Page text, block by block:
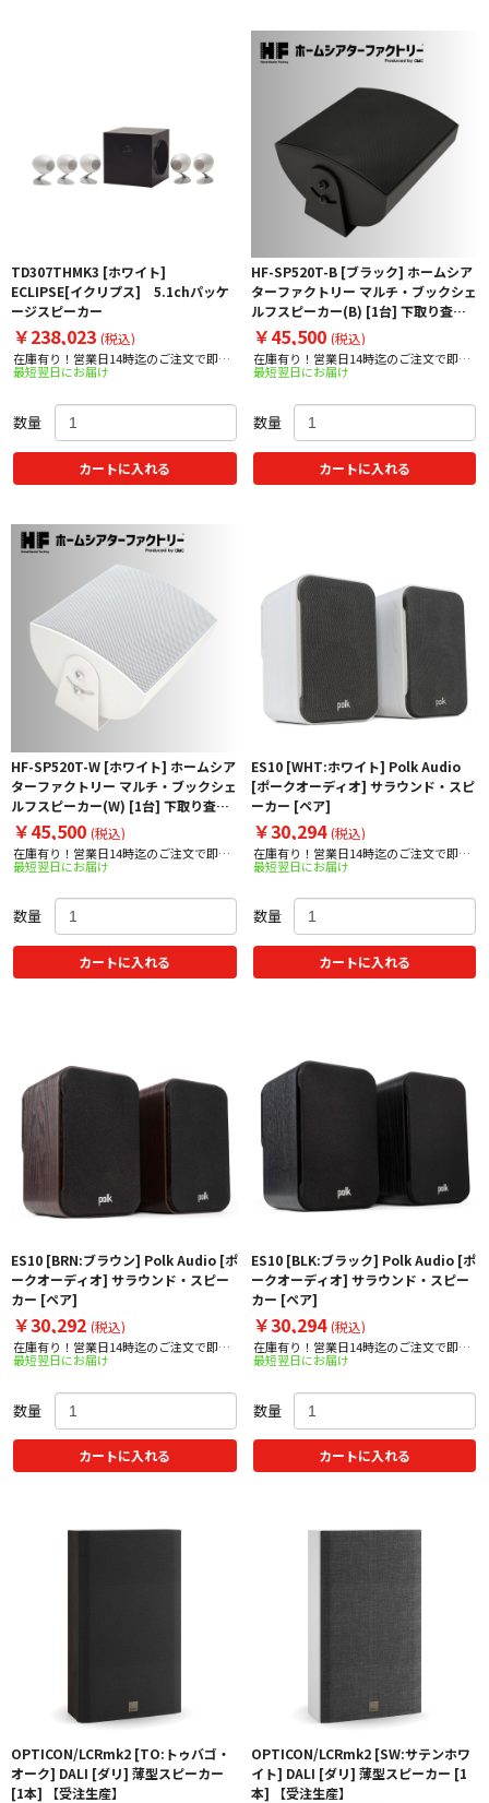
TD307THMK3 [ホワイト]
ECLIPSE[イクリプス] 5.1chパッケ
ージスピーカー
￥238,023 (税込)
在庫有り！営業日14時迄のご注文で即日
出荷！
最短翌日にお届け
数量
カートに入れる
HF-SP520T-B [ブラック] ホームシア
ターファクトリー マルチ・ブックシェ
ルフスピーカー(B) [1台] 下取り査定
額20%アップ実施中！
￥45,500 (税込)
在庫有り！営業日14時迄のご注文で即日
出荷！
最短翌日にお届け
数量
カートに入れる
HF-SP520T-W [ホワイト] ホームシア
ターファクトリー マルチ・ブックシェ
ルフスピーカー(W) [1台] 下取り査定
額20%アップ実施中！
￥45,500 (税込)
在庫有り！営業日14時迄のご注文で即日
出荷！
最短翌日にお届け
数量
カートに入れる
ES10 [WHT:ホワイト] Polk Audio
[ポークオーディオ] サラウンド・スピ
ーカー [ペア]
￥30,294(税込)
在庫有り！営業日14時迄のご注文で即日
出荷！
最短翌日にお届け
数量
カートに入れる
ES10 [BRN:ブラウン] Polk Audio [ポ
ークオーディオ] サラウンド・スピー
カー [ペア]
￥30,292 (税込)
在庫有り！営業日14時迄のご注文で即日
出荷！
最短翌日にお届け
数量
カートに入れる
ES10 [BLK:ブラック] Polk Audio [ポ
ークオーディオ] サラウンド・スピー
カー [ペア]
￥30,294(税込)
在庫有り！営業日14時迄のご注文で即日
出荷！
最短翌日にお届け
数量
カートに入れる
OPTICON/LCRmk2 [TO:トゥバゴ・
オーク] DALI [ダリ] 薄型スピーカー
[1本] 【受注生産】
OPTICON/LCRmk2 [SW:サテンホワ
イト] DALI [ダリ] 薄型スピーカー [1
本] 【受注生産】